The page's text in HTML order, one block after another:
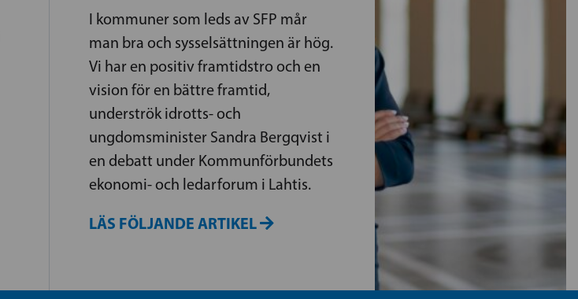
I kommuner som leds av SFP mår
man bra och sysselsättningen är hög.
Vi har en positiv framtidstro och en
vision för en bättre framtid,
underströk idrotts- och
ungdomsminister Sandra Bergqvist i
en debatt under Kommunförbundets
ekonomi- och ledarforum i Lahtis.
LÄS FÖLJANDE ARTIKEL